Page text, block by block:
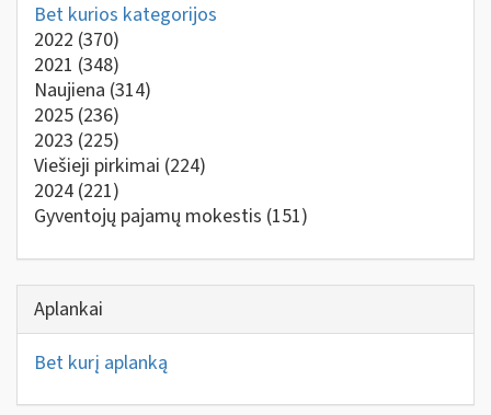
Bet kurios kategorijos
2022 (370)
2021 (348)
Naujiena (314)
2025 (236)
2023 (225)
Viešieji pirkimai (224)
2024 (221)
Gyventojų pajamų mokestis (151)
Aplankai
Bet kurį aplanką